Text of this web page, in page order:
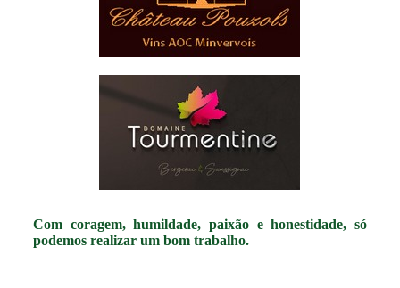
Com coragem, humildade, paixão e honestidade, só
podemos realizar um bom trabalho.